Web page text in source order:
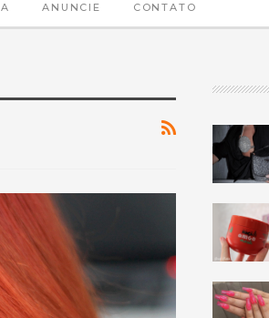
ANUNCIE CONTATO